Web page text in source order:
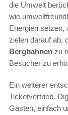
die Umwelt
wie
Energien setzen,
zielen darauf ab,
Bergbahnen zu
Besucher zu
Ein weiterer
Ticketvertrieb.
Gästen, einfach